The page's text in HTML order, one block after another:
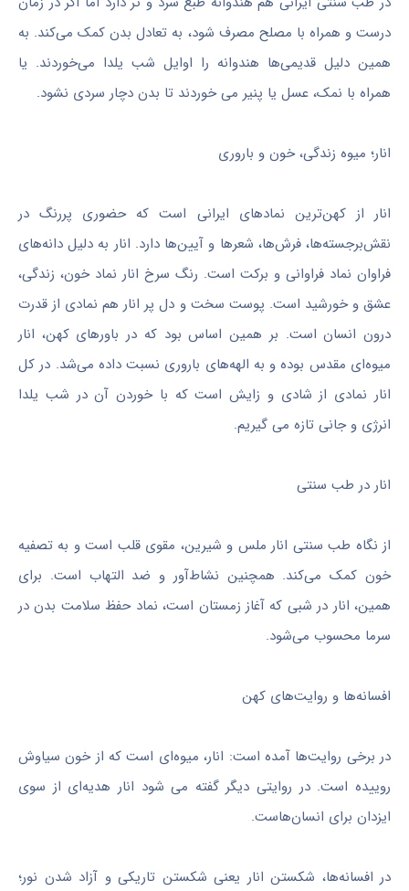
درست و همراه با مصلح مصرف شود، به تعادل بدن کمک می‌کند. به
همین دلیل قدیمی‌ها هندوانه را اوایل شب یلدا می‌خوردند. یا
همراه با نمک، عسل یا پنیر می خوردند تا بدن دچار سردی نشود.
انار؛ میوه زندگی، خون و باروری
انار از کهن‌ترین نمادهای ایرانی است که حضوری پررنگ در
نقش‌برجسته‌ها، فرش‌ها، شعرها و آیین‌ها دارد. انار به دلیل دانه‌های
فراوان نماد فراوانی و برکت است. رنگ سرخ انار نماد خون، زندگی،
عشق و خورشید است. پوست سخت و دل پر انار هم نمادی از قدرت
درون انسان است. بر همین اساس بود که در باورهای کهن، انار
میوه‌ای مقدس بوده و به الهه‌های باروری نسبت داده می‌شد. در کل
انار نمادی از شادی و زایش است که با خوردن آن در شب یلدا
انرژی و جانی تازه می گیریم.
انار در طب سنتی
از نگاه طب سنتی انار ملس و شیرین، مقوی قلب است و به تصفیه
خون کمک می‌کند. همچنین نشاط‌آور و ضد التهاب است. برای
همین، انار در شبی که آغاز زمستان است، نماد حفظ سلامت بدن در
سرما محسوب می‌شود.
افسانه‌ها و روایت‌های کهن
در برخی روایت‌ها آمده است: انار، میوه‌ای است که از خون سیاوش
روییده است. در روایتی دیگر گفته می شود انار هدیه‌ای از سوی
ایزدان برای انسان‌هاست.
در افسانه‌ها، شکستن انار یعنی شکستن تاریکی و آزاد شدن نور؛